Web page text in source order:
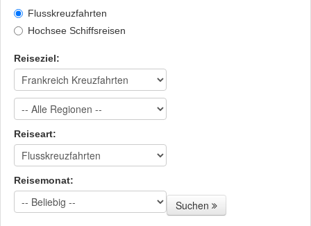
Flusskreuzfahrten
Hochsee Schiffsreisen
Reiseziel:
Reiseart:
Reisemonat:
Suchen